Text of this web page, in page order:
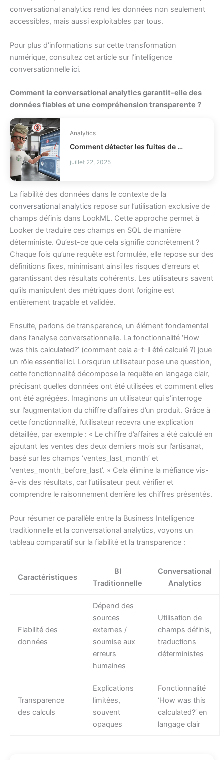
conversational analytics rend les données non seulement
accessibles, mais aussi exploitables par tous.
Pour plus d’informations sur cette transformation
numérique, consultez cet article sur l’intelligence
conversationnelle ici.
Comment la conversational analytics garantit-elle des
données fiables et une compréhension transparente ?
Analytics
Comment détecter les fuites de profit en distribution ?
juillet 22, 2025
La fiabilité des données dans le contexte de la
conversational analytics repose sur l’utilisation exclusive de
champs définis dans LookML. Cette approche permet à
Looker de traduire ces champs en SQL de manière
déterministe. Qu’est-ce que cela signifie concrètement ?
Chaque fois qu’une requête est formulée, elle repose sur des
définitions fixes, minimisant ainsi les risques d’erreurs et
garantissant des résultats cohérents. Les utilisateurs savent
qu’ils manipulent des métriques dont l’origine est
entièrement traçable et validée.
Ensuite, parlons de transparence, un élément fondamental
dans l’analyse conversationnelle. La fonctionnalité ‘How
was this calculated?’ (comment cela a-t-il été calculé ?) joue
un rôle essentiel ici. Lorsqu’un utilisateur pose une question,
cette fonctionnalité décompose la requête en langage clair,
précisant quelles données ont été utilisées et comment elles
ont été agrégées. Imaginons un utilisateur qui s’interroge
sur l’augmentation du chiffre d’affaires d’un produit. Grâce à
cette fonctionnalité, l’utilisateur recevra une explication
détaillée, par exemple : « Le chiffre d’affaires a été calculé en
ajoutant les ventes des deux derniers mois sur l’artisanat,
basé sur les champs ‘ventes_last_month’ et
‘ventes_month_before_last’. » Cela élimine la méfiance vis-
à-vis des résultats, car l’utilisateur peut vérifier et
comprendre le raisonnement derrière les chiffres présentés.
Pour résumer ce parallèle entre la Business Intelligence
traditionnelle et la conversational analytics, voyons un
tableau comparatif sur la fiabilité et la transparence :
Caractéristiques
BI
Traditionnelle
Conversational
Analytics
Fiabilité des
données
Dépend des
sources
externes /
soumise aux
erreurs
humaines
Utilisation de
champs définis,
traductions
déterministes
Transparence
des calculs
Explications
limitées,
souvent
opaques
Fonctionnalité
‘How was this
calculated?’ en
langage clair